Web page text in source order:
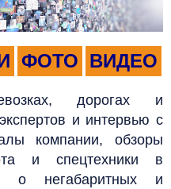
ФОТО ВИДЕО
дорогах и
и интервью с
компании, обзоры
и спецтехники в
о негабаритных и